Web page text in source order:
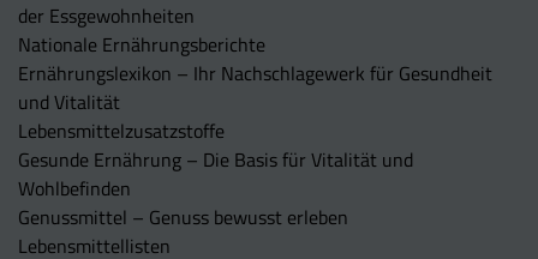
der Essgewohnheiten
Nationale Ernährungsberichte
Ernährungslexikon – Ihr Nachschlagewerk für Gesundheit
und Vitalität
Lebensmittelzusatzstoffe
Gesunde Ernährung – Die Basis für Vitalität und
Wohlbefinden
Genussmittel – Genuss bewusst erleben
Lebensmittellisten